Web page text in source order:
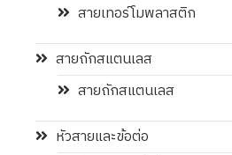
สายเทอร์โมพลาสติก
สายถักสแตนเลส
สายถักสแตนเลส
หัวสายและข้อต่อ